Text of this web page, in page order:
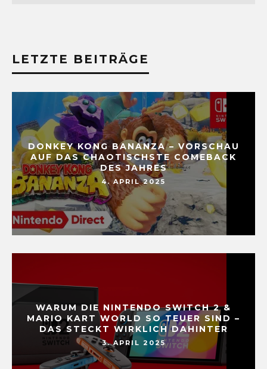
LETZTE BEITRÄGE
DONKEY KONG BANANZA – VORSCHAU
AUF DAS CHAOTISCHSTE COMEBACK
DES JAHRES
4. APRIL 2025
WARUM DIE NINTENDO SWITCH 2 &
MARIO KART WORLD SO TEUER SIND –
DAS STECKT WIRKLICH DAHINTER
3. APRIL 2025